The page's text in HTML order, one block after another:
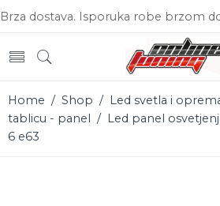
Brza dostava. Isporuka robe brzom
Home / Shop / Led svetla i
tablicu - panel / Led panel
6 e63